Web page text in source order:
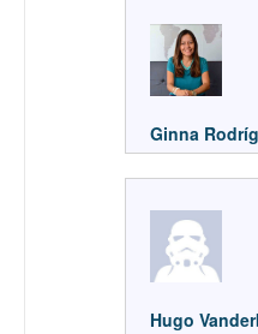
Ginna
Hugo